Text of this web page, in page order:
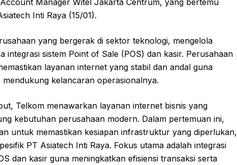
Manager Witel Jakarta Centrum, yang bertemu
Inti Raya (15/01).
yang bergerak di sektor teknologi, mengelola
integrasi sistem Point of Sale (POS) dan kasir. Perusahaan
layanan internet yang stabil dan andal guna
kelancaran operasionalnya.
Telkom menawarkan layanan internet bisnis yang
kebutuhan perusahaan modern. Dalam pertemuan ini,
untuk memastikan kesiapan infrastruktur yang diperlukan,
PT Asiatech Inti Raya. Fokus utama adalah integrasi
dan kasir guna meningkatkan efisiensi transaksi serta